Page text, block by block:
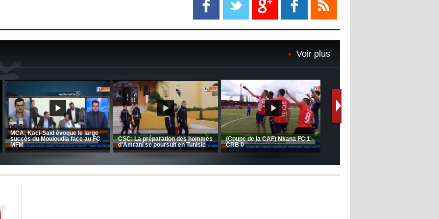
Le Barça savoure sa première
place et chambre le Real Madrid
de matchs"
12:39 - 2022/11/06
Real : Les dirigeants veulent le
départ d'Hazard cet hiver
Voir plus
JSK: Brahim Zafour évoque la
situation du club
Le message de Delort, Benrahma
et Belkebla à l'occasion du "Big
Day de vaccination"
Entretien avec Moulay Haddou